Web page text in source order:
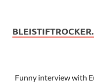
Funny interview with